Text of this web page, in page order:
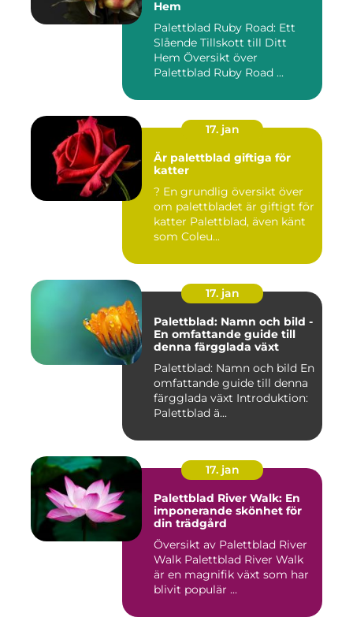
Hem
Palettblad Ruby Road: Ett
Slående Tillskott till Ditt
Hem Översikt över
Palettblad Ruby Road ...
17. jan
Är palettblad giftiga för
katter
? En grundlig översikt över
om palettbladet är giftigt för
katter Palettblad, även känt
som Coleu...
17. jan
Palettblad: Namn och bild -
En omfattande guide till
denna färgglada växt
Palettblad: Namn och bild En
omfattande guide till denna
färgglada växt Introduktion:
Palettblad ä...
17. jan
Palettblad River Walk: En
imponerande skönhet för
din trädgård
Översikt av Palettblad River
Walk Palettblad River Walk
är en magnifik växt som har
blivit populär ...